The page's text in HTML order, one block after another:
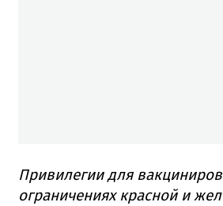
Привилегии для
ограничениях красной и